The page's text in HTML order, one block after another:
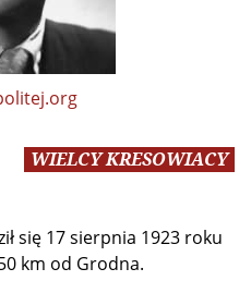
WIELCY KRESOWIACY
się 17 sierpnia 1923 roku
km od Grodna.